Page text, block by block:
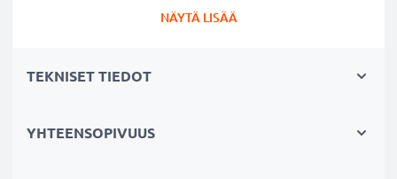
Väri: Musta
NÄYTÄ LISÄÄ
TEKNISET TIEDOT
YHTEENSOPIVUUS